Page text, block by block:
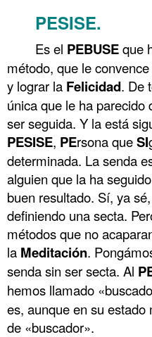
PESISE.
Es el PEBUSEque
método, que le
y lograr la Felicidad. De
única que le ha parecido
ser seguida. Y la está
PESISE, PErsona queSI
determinada. La senda
alguien que la ha
buen resultado. Sí, ya
definiendo una secta.
métodos que no
la Meditación.
senda sin ser secta. Al
hemos llamado
es, aunque en su
de «buscador».